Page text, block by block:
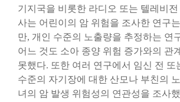
기지국을 비롯한 라디오 또는 텔레비전
사는 어린이의 암 위험을 조사한 연구
만, 개인 수준의 노출량을 추정하는 연
어느 것도 소아 종양 위험 증가와의 관
못했다. 또한 여러 연구에서 임신 전 또
수준의 자기장에 대한 산모나 부친의
녀의 암 발생 위험성의 연관성을 조사